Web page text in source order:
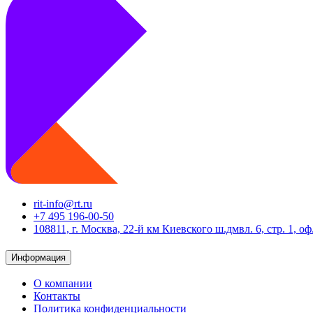
rit-info@rt.ru
+7 495 196-00-50
108811, г. Москва, 22-й км Киевского ш.дмвл. 6, стр. 1,
Информация
О компании
Контакты
Политика конфиденциальности